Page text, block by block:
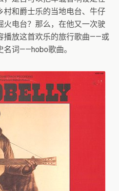
村和爵士乐的当地电台、牛仔
火电台？那么，在他又一次驶
播放这首欢乐的旅行歌曲——或
词——hobo歌曲。